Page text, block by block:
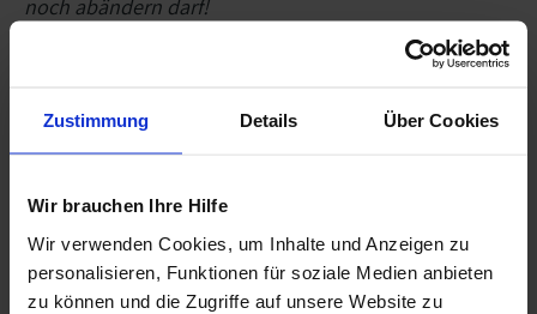
Zustimmung Details Über Cookies
Wir brauchen Ihre Hilfe
Wir verwenden Cookies, um Inhalte und Anzeigen zu
personalisieren, Funktionen für soziale Medien anbieten
zu können und die Zugriffe auf unsere Website zu
noch abändern darf!
Bei der handschriftlichen Version reicht es aus, wenn
einer der Partner das Testament verfasst und der
Sonderform: Berliner Testament
Das sogenannte Berliner Testament ist eine
Sonderform des gemeinschaftlichen Testaments.